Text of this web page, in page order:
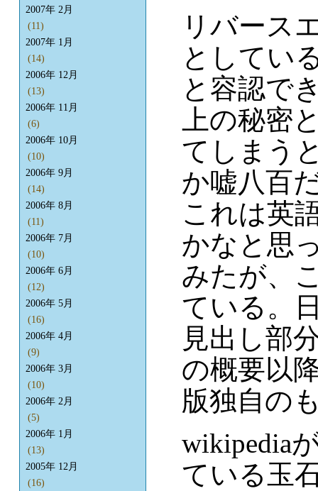
リバース
としてい
と容認で
上の秘密
てしまう
か嘘八百
これは英
かなと思
みたが、
ている。
見出し部
の概要以
版独自の
wikipedia
ている玉
2007年 2月
(11)
2007年 1月
(14)
2006年 12月
(13)
2006年 11月
(6)
2006年 10月
(10)
2006年 9月
(14)
2006年 8月
(11)
2006年 7月
(10)
2006年 6月
(12)
2006年 5月
(16)
2006年 4月
(9)
2006年 3月
(10)
2006年 2月
(5)
2006年 1月
(13)
2005年 12月
(16)